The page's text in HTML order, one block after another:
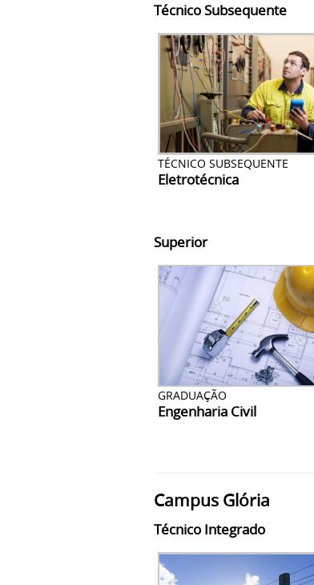
Técnico Subsequente
TÉCNICO SUBSEQUENTE
Eletrotécnica
Superior
GRADUAÇÃO
Engenharia Civil
Campus Glória
Técnico Integrado